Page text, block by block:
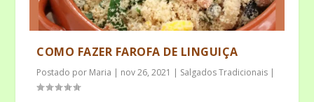
COMO FAZER FAROFA DE LINGUIÇA
Postado por Maria | nov 26, 2021 | Salgados Tradicionais |